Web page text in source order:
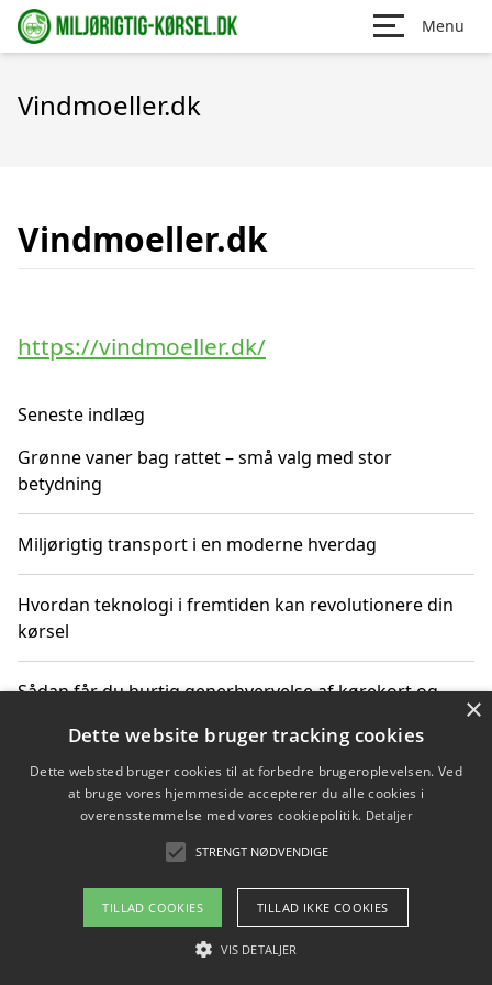
Menu
Vindmoeller.dk
Vindmoeller.dk
https://vindmoeller.dk/
Seneste indlæg
Grønne vaner bag rattet – små valg med stor
betydning
Miljørigtig transport i en moderne hverdag
Hvordan teknologi i fremtiden kan revolutionere din
kørsel
Sådan får du hurtig generhvervelse af kørekort og
Sådan lærer du miljørigtig kørsel hos en køreskole i
Gentofte
Copyright 2026 - Pilanto Aps
Om / kontakt
×
Dette website bruger tracking cookies
Dette websted bruger cookies til at forbedre brugeroplevelsen. Ved
at bruge vores hjemmeside accepterer du alle cookies i
overensstemmelse med vores cookiepolitik. Detaljer
STRENGT NØDVENDIGE
TILLAD COOKIES TILLAD IKKE COOKIES
VIS DETALJER